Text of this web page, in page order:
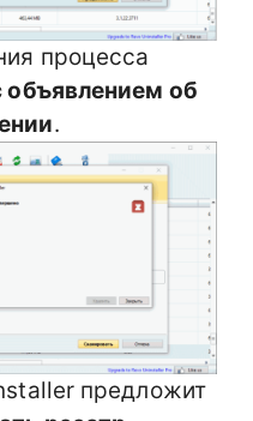
процесса
объявлением об
.
предложит